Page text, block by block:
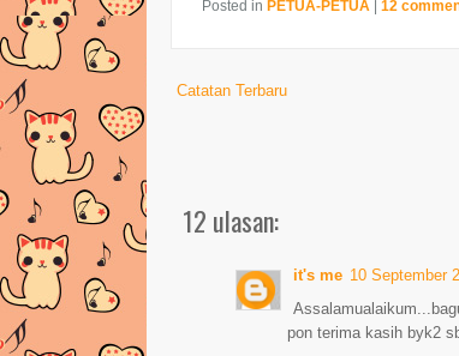
Posted in PETUA-PETUA 12
Catatan Terbaru
12 ulasan:
it's me 10 September
pon terima kasih byk2